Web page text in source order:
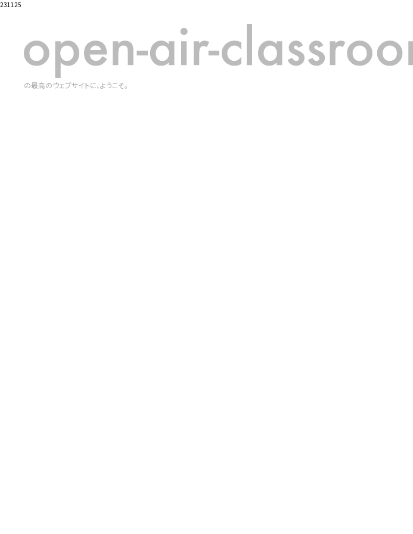
の最高のウェブサイトに、ようこそ。
231125